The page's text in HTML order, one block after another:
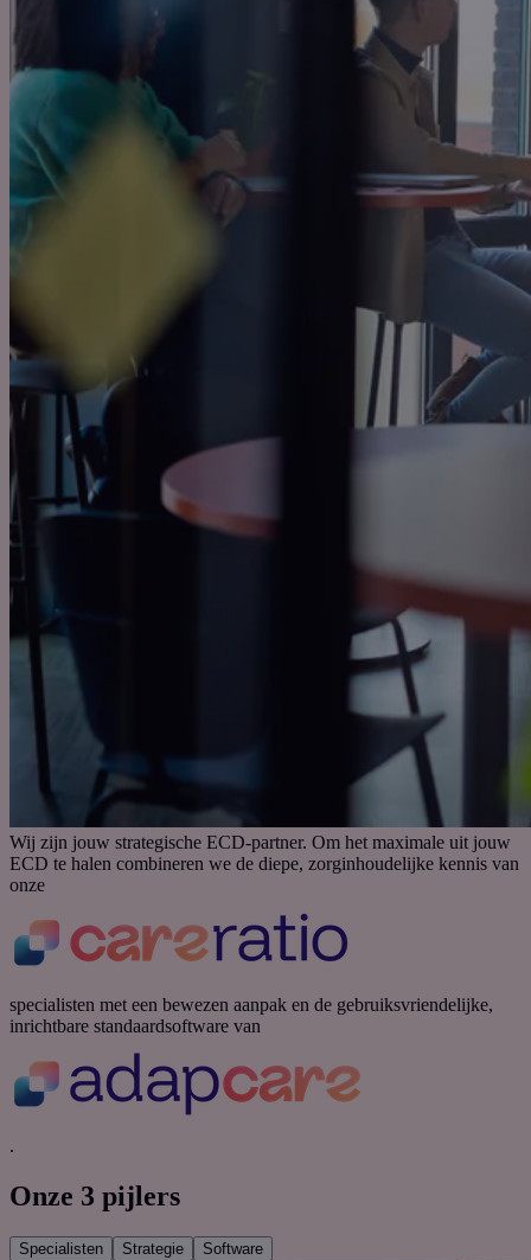
Wij zijn jouw strategische ECD-partner. Om het maximale uit jouw
ECD te halen combineren we de diepe, zorginhoudelijke kennis van
onze
specialisten met een bewezen aanpak en de gebruiksvriendelijke,
inrichtbare standaardsoftware van
.
Onze 3 pijlers
Specialisten Strategie Software